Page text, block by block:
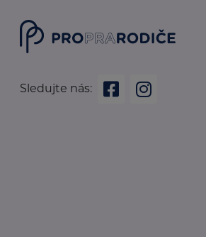
Sledujte nás: